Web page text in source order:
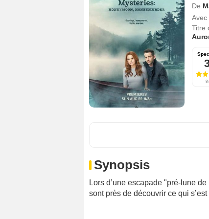
De
Avec
Titre
8
Synopsis
Lors d’une escapade "pré-lune
sont près de découvrir ce qui